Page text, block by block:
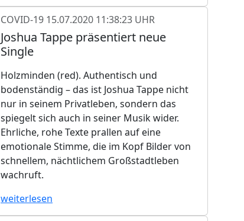
COVID-19 15.07.2020 11:38:23 UHR
Joshua Tappe präsentiert neue
Single
Holzminden (red). Authentisch und
bodenständig – das ist Joshua Tappe nicht
nur in seinem Privatleben, sondern das
spiegelt sich auch in seiner Musik wider.
Ehrliche, rohe Texte prallen auf eine
emotionale Stimme, die im Kopf Bilder von
schnellem, nächtlichem Großstadtleben
wachruft.
weiterlesen